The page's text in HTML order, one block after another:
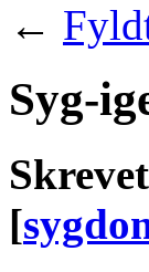
←
Syg-
Skrevet
[